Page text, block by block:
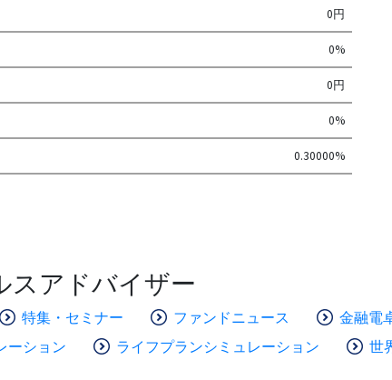
0円
0%
0円
0%
0.30000%
スアドバイザー
特集・セミナー ファンドニュース 金融電
ーション
ライフプランシミュレーション 世